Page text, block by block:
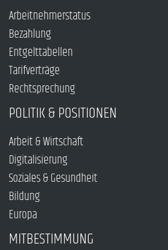
Arbeitnehmerstatus
Bezahlung
Entgelttabellen
Tarifverträge
Rechtsprechung
POLITIK & POSITIONEN
Arbeit & Wirtschaft
Digitalisierung
Soziales & Gesundheit
Bildung
Europa
MITBESTIMMUNG